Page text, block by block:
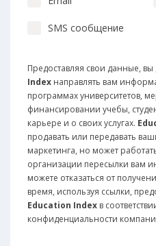
SMS сообщение
Предоставляя свои данные, вы
Index направлять вам
программах университетов,
финансировании учебы,
карьере и о своих услугах.
продавать или передавать
маркетинга, но может
организации пересылки вам
можете отказаться от
время, используя ссылки,
Education Index в
конфиденциальности